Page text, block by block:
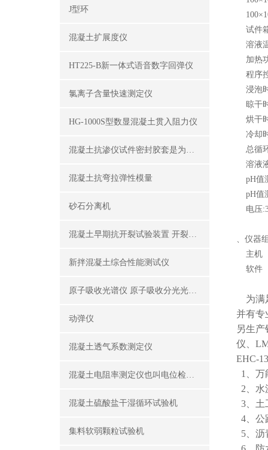
J型环
混凝土扩展度仪
HT225-B新一体式语音数字回弹仪
氯离子含量快速测定仪
HG-1000S型数显混凝土贯入阻力仪
混凝土抗渗仪试件密封胶套是为了密封试件外围
混凝土抗弯拉弹性模量
砂石分离机
混凝土早期抗开裂试验装置 开裂试模
新拌混凝土综合性能测试仪
原子吸收光谱仪 原子吸收分光光度计
动弹仪
混凝土透气系数测定仪
混凝土电阻率测定仪也叫电位检测仪（锈蚀分析仪）
混凝土硫酸盐干湿循环试验机
集料软弱颗粒试验机
试件
溶液
加热
程序
浸泡
晾干
烘干
冷却
总循
溶液
pH值
pH值
电压
、仪器
主
软
为满
并有专
另生产
仪、
EHC-
1、
2、水
3、土
4、公
5、沥